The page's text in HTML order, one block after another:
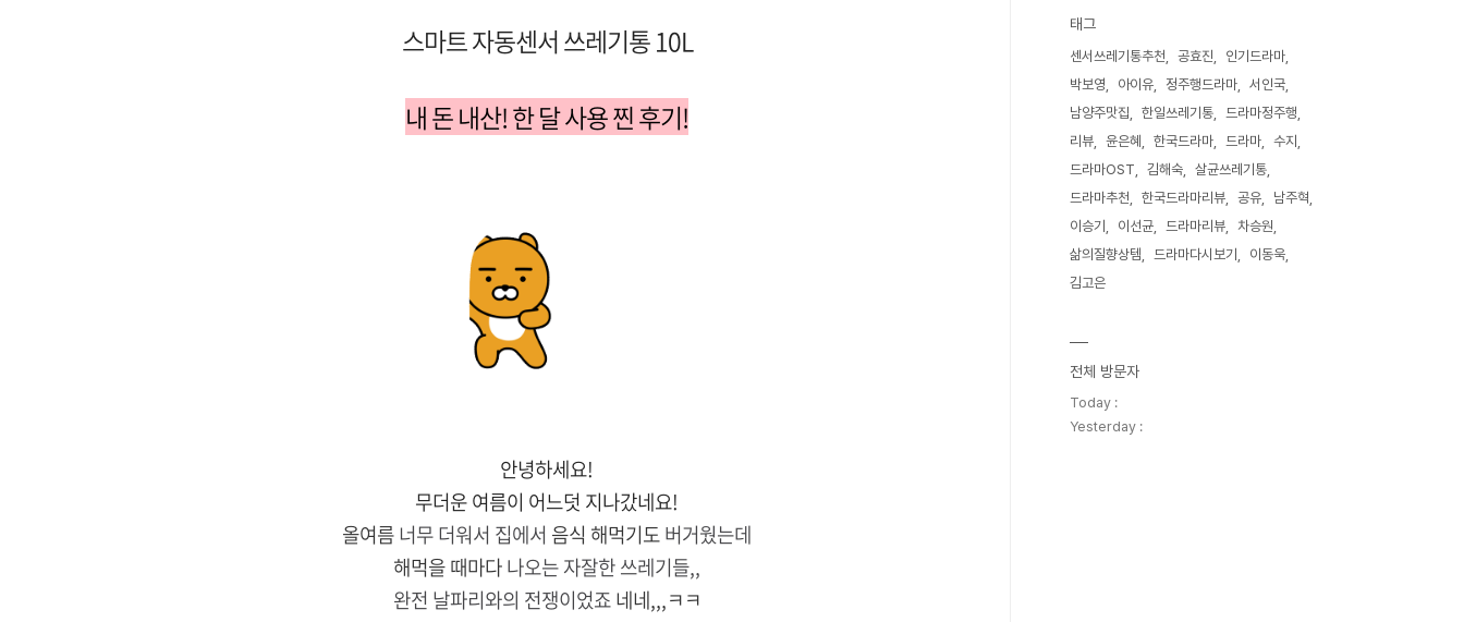
스마트 자동센서 쓰레기통 10L
내 돈 내산! 한 달 사용 찐 후기!
안녕하세요!
무더운 여름이 어느덧 지나갔네요!
올여름너무 더워서 집에서 음식 해먹기도버거웠는데
해먹을 때마다나오는 자잘한 쓰레기들,,
완전 날파리와의 전쟁이었죠네네,,,ㅋㅋ
태그
센서쓰레기통추천 공효진
인기드라마
박보영
아이유 정주행드라마
서인국
남양주맛집
한일쓰레기통
드라마정주행
리뷰
윤은혜 한국드라마 드라마
수지
드라마OST
김해숙
살균쓰레기통
드라마추천
한국드라마리뷰 공유
남주혁
이승기
이선균 드라마리뷰
차승원
삶의질향상템
드라마다시보기
이동욱
김고은
전체 방문자
Today :
Yesterday :